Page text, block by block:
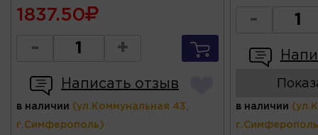
1837.50
- +
Написать отзыв
в наличии (ул.Коммунальная 43,
г.Симферополь)
-
в наличии